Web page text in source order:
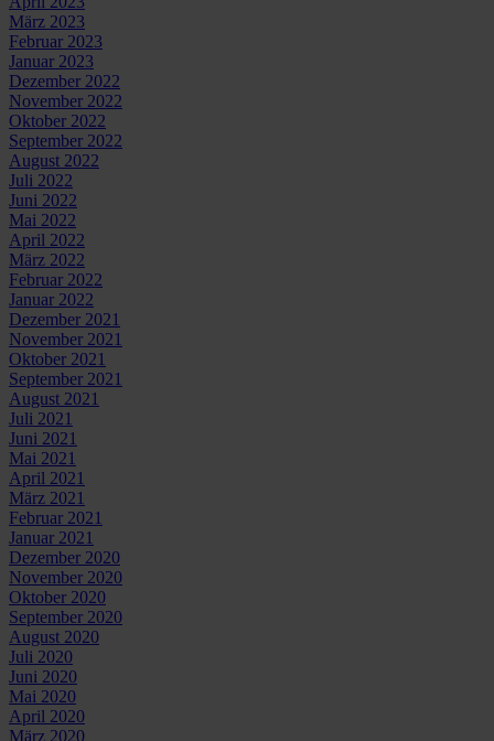
März 2023
Februar 2023
Januar 2023
Dezember 2022
November 2022
Oktober 2022
September 2022
August 2022
Juli 2022
Juni 2022
Mai 2022
April 2022
März 2022
Februar 2022
Januar 2022
Dezember 2021
November 2021
Oktober 2021
September 2021
August 2021
Juli 2021
Juni 2021
Mai 2021
April 2021
März 2021
Februar 2021
Januar 2021
Dezember 2020
November 2020
Oktober 2020
September 2020
August 2020
Juli 2020
Juni 2020
Mai 2020
April 2020
März 2020